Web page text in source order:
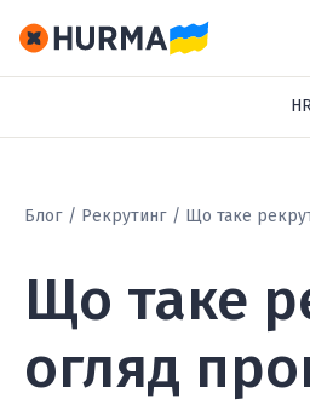
Блог Рекрутинг Що таке
Що таке
огляд